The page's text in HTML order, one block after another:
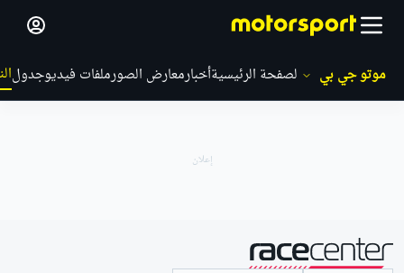
موتو جي بي الصفحة الرئيسيةأخبارمعارض الصورملفات فيديوجدول